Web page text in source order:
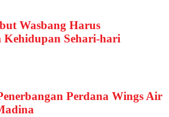
Wasbang Harus
Sehari-hari
Perdana Wings Air